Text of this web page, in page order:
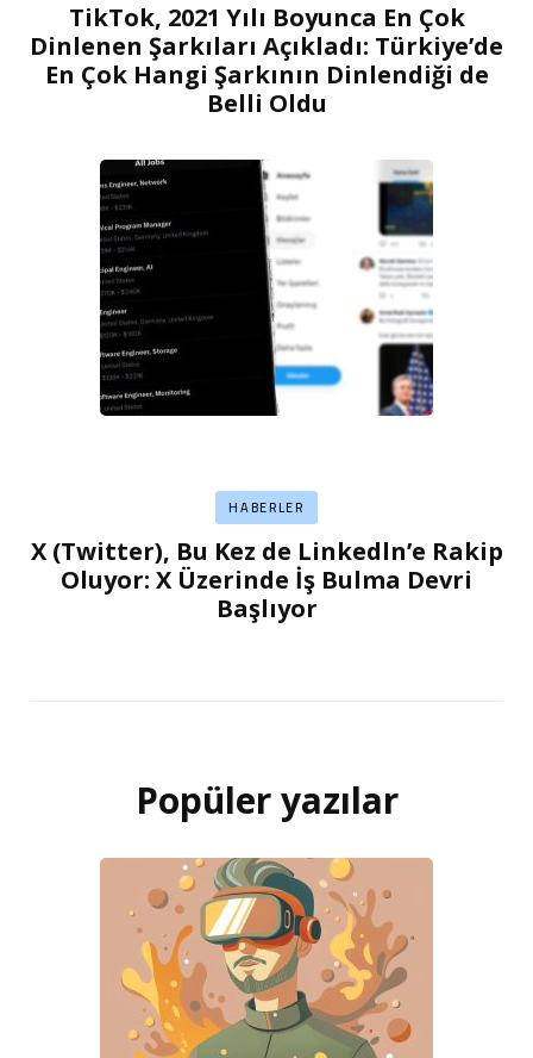
TikTok, 2021 Yılı Boyunca En Çok
Dinlenen Şarkıları Açıkladı: Türkiye’de
En Çok Hangi Şarkının Dinlendiği de
Belli Oldu
HABERLER
X (Twitter), Bu Kez de Linkedln’e Rakip
Oluyor: X Üzerinde İş Bulma Devri
Başlıyor
Popüler yazılar